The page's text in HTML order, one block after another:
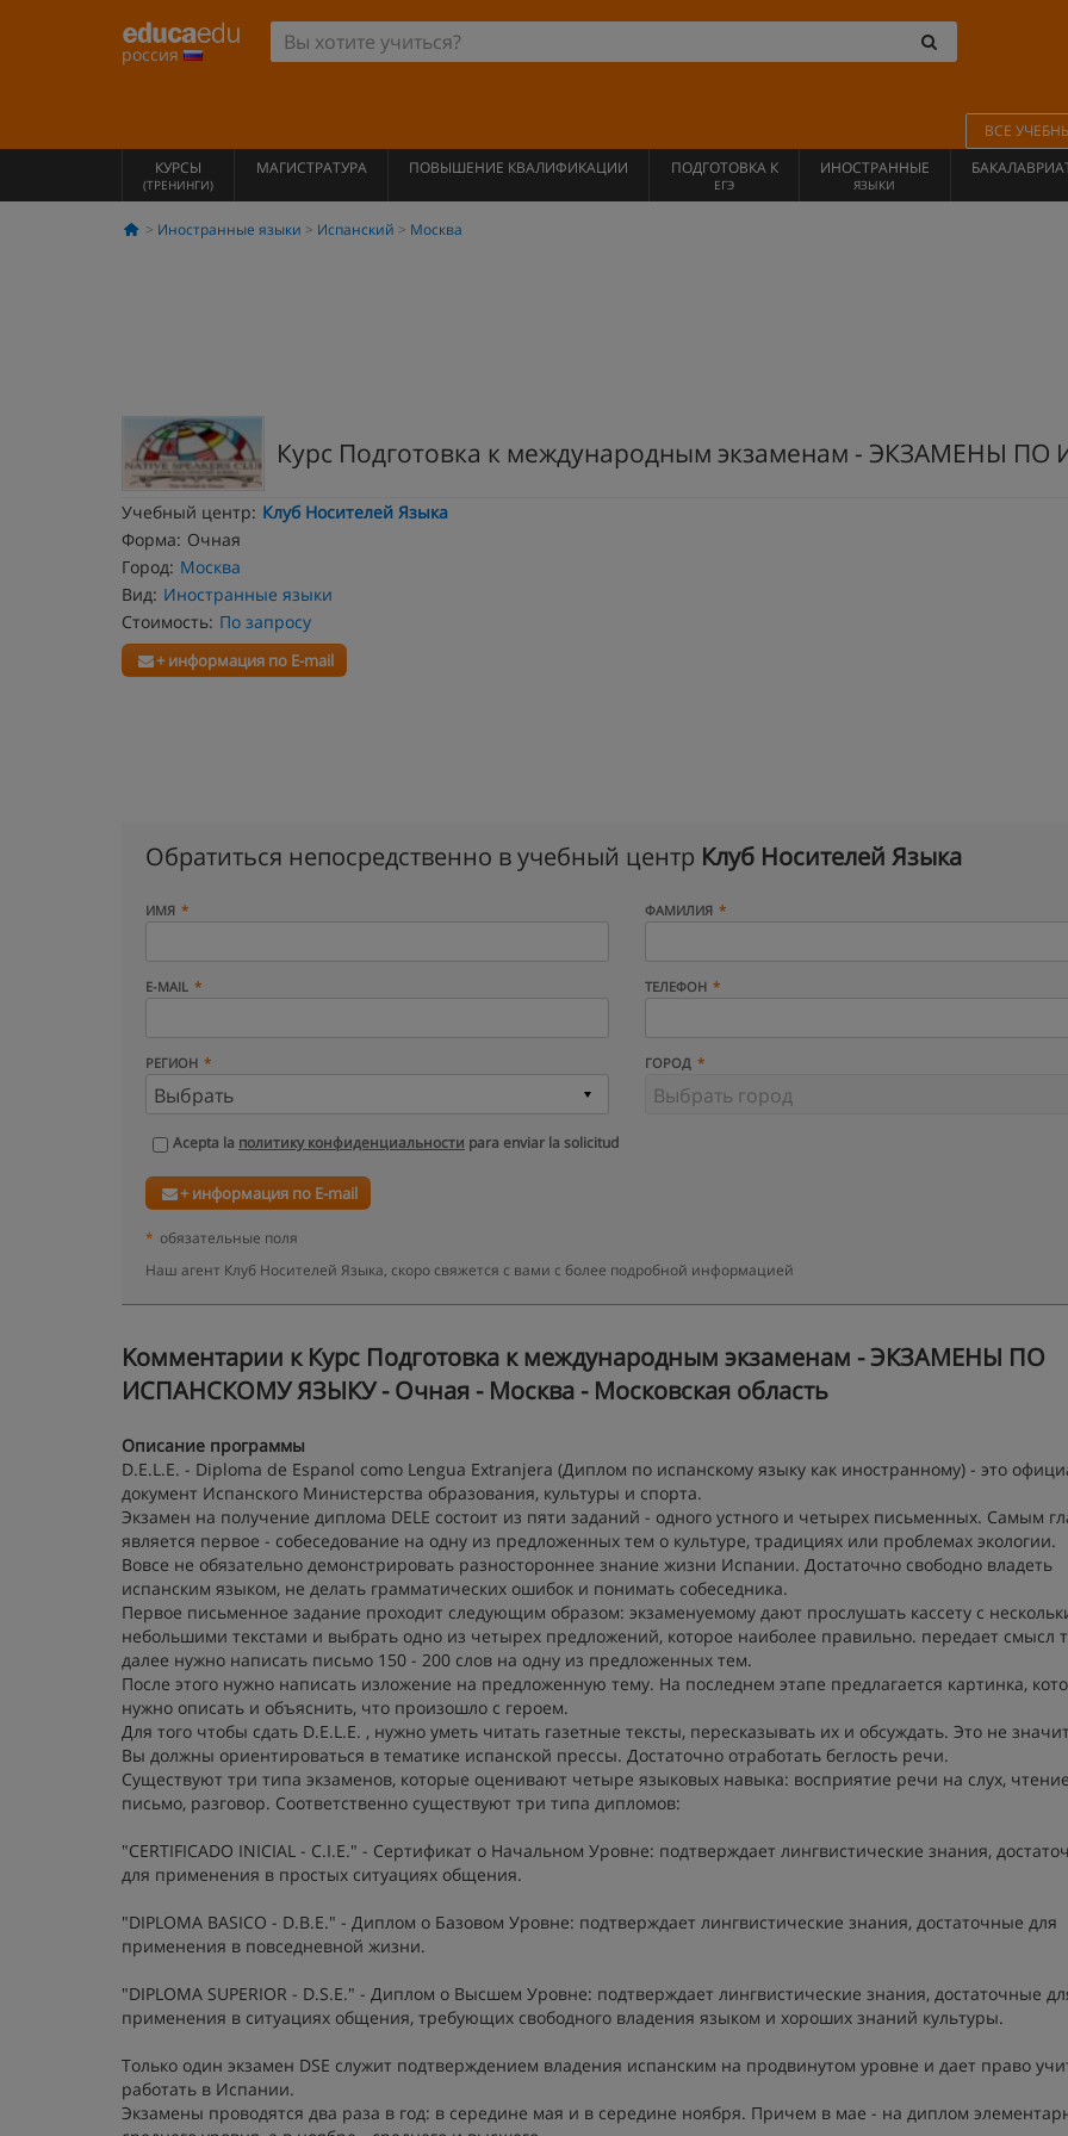
россия
ВСЕ
КУРСЫ
(ТРЕНИНГИ)
МАГИСТРАТУРА ПОВЫШЕНИЕ КВАЛИФИКАЦИИ ПОДГОТОВКА К
ЕГЭ
ИНОСТРАННЫЕ
ЯЗЫКИ
Иностранные языки Испанский Москва
Курс Подготовка к международным экзаменам - ЭКЗАМЕНЫ
Учебный центр: Клуб Носителей Языка
Форма: Очная
Город: Москва
Вид: Иностранные языки
Стоимость: По запросу
+ информация по E-mail
Обратиться непосредственно в учебный центр Клуб Носителей Языка
ИМЯ ФАМИЛИЯ
E-MAIL ТЕЛЕФОН
РЕГИОН ГОРОД
Acepta la политику конфиденциальности para enviar la solicitud
+ информация по E-mail
* обязательные поля
Наш агент Клуб Носителей Языка, скоро свяжется с вами с более подробной информацией
Kомментарии к Курс Подготовка к международным экзаменам - ЭКЗАМЕНЫ ПО
ИСПАНСКОМУ ЯЗЫКУ - Очная - Москва - Московская область
Описание программы
D.E.L.E. - Diploma de Espanol como Lengua Extranjera (Диплом по испанскому языку как иностранному) - это
документ Испанского Министерства образования, культуры и спорта.
Экзамен на получение диплома DELE состоит из пяти заданий - одного устного и четырех письменных. Самым
является первое - собеседование на одну из предложенных тем о культуре, традициях или проблемах экологии.
Вовсе не обязательно демонстрировать разностороннее знание жизни Испании. Достаточно свободно владеть
испанским языком, не делать грамматических ошибок и понимать собеседника.
Первое письменное задание проходит следующим образом: экзаменуемому дают прослушать кассету с
небольшими текстами и выбрать одно из четырех предложений, которое наиболее правильно. передает смысл
далее нужно написать письмо 150 - 200 слов на одну из предложенных тем.
После этого нужно написать изложение на предложенную тему. На последнем этапе предлагается картинка,
нужно описать и объяснить, что произошло с героем.
Для того чтобы сдать D.E.L.E. , нужно уметь читать газетные тексты, пересказывать их и обсуждать. Это не
Вы должны ориентироваться в тематике испанской прессы. Достаточно отработать беглость речи.
Существуют три типа экзаменов, которые оценивают четыре языковых навыка: восприятие речи на слух,
письмо, разговор. Соответственно существуют три типа дипломов:
"СERTIFICADO INICIAL - C.I.E." - Сертификат о Начальном Уровне: подтверждает лингвистические знания,
для применения в простых ситуациях общения.
"DIPLOMA BASICO - D.B.E." - Диплом о Базовом Уровне: подтверждает лингвистические знания, достаточные для
применения в повседневной жизни.
"DIPLOMA SUPERIOR - D.S.E." - Диплом о Высшем Уровне: подтверждает лингвистические знания, достаточные
применения в ситуациях общения, требующих свободного владения языком и хороших знаний культуры.
Только один экзамен DSE служит подтверждением владения испанским на продвинутом уровне и дает право
работать в Испании.
Экзамены проводятся два раза в год: в середине мая и в середине ноября. Причем в мае - на диплом